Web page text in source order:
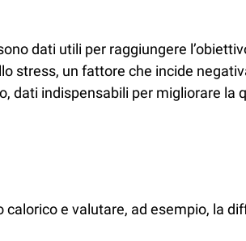
dati utili per raggiungere
stress, un fattore che incide
dati indispensabili per migliorare la
e valutare, ad esempio, la